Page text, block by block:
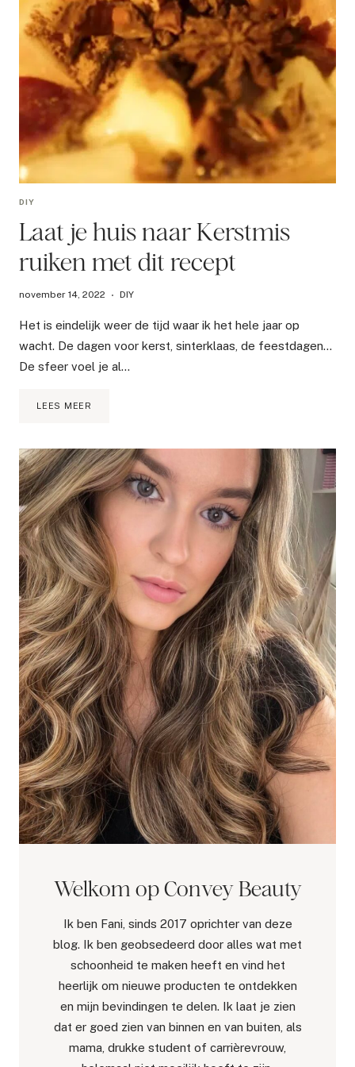
DIY
Laat je huis naar Kerstmis
ruiken met dit recept
november 14, 2022 DIY
Het is eindelijk weer de tijd waar ik het hele jaar op
wacht. De dagen voor kerst, sinterklaas, de feestdagen…
De sfeer voel je al…
LEES MEER
KERSTMIS
RUIKEN
MET
Welkom op Convey Beauty
Ik ben Fani, sinds 2017 oprichter van deze
blog. Ik ben geobsedeerd door alles wat met
schoonheid te maken heeft en vind het
heerlijk om nieuwe producten te ontdekken
en mijn bevindingen te delen. Ik laat je zien
dat er goed zien van binnen en van buiten, als
mama, drukke student of carrièrevrouw,